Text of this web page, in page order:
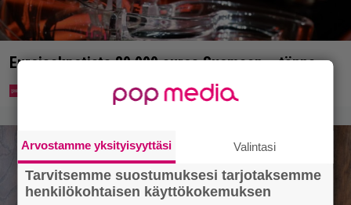
Eurojackpotista 80 000 euroa Suomeen – tänne
Arvostamme yksityisyyttäsi Valintasi
Tarvitsemme suostumuksesi tarjotaksemme
henkilökohtaisen käyttökokemuksen